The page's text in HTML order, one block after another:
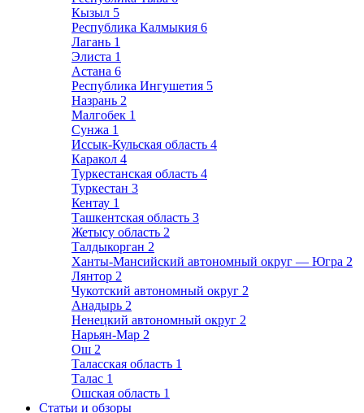
Кызыл 5
Республика Калмыкия 6
Лагань 1
Элиста 1
Астана 6
Республика Ингушетия 5
Назрань 2
Малгобек 1
Сунжа 1
Иссык-Кульская область 4
Каракол 4
Туркестанская область 4
Туркестан 3
Кентау 1
Ташкентская область 3
Жетысу область 2
Талдыкорган 2
Ханты-Мансийский автономный округ — Югра 2
Лянтор 2
Чукотский автономный округ 2
Анадырь 2
Ненецкий автономный округ 2
Нарьян-Мар 2
Ош 2
Таласская область 1
Талас 1
Ошская область 1
Статьи и обзоры